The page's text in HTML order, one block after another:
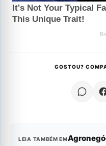
GOSTOU?
LEIA TAMBÉM EM